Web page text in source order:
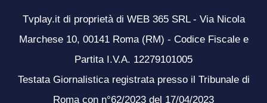
Tvplay.it di proprietà di WEB 365 SRL - Via Nicola
Marchese 10, 00141 Roma (RM) - Codice Fiscale e
Partita I.V.A. 12279101005
Testata Giornalistica registrata presso il Tribunale di
Roma con n°62/2023 del 17/04/2023